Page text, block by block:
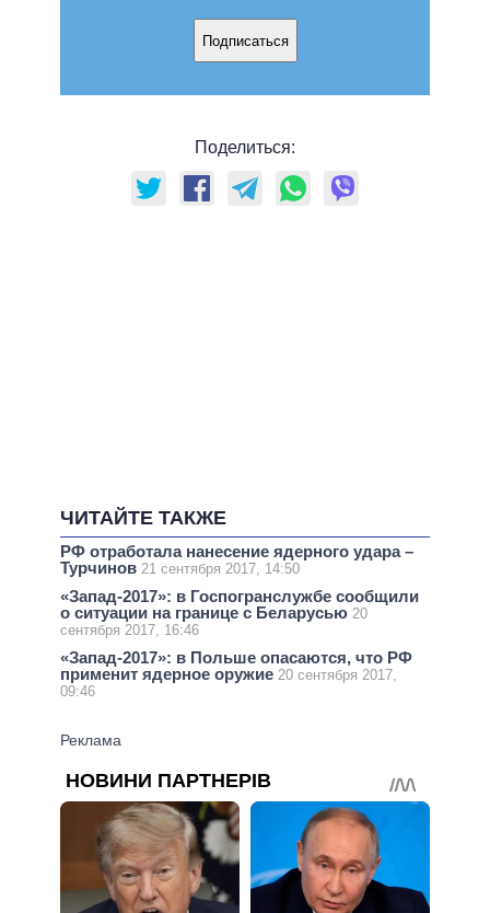
Подписаться
Поделиться:
ЧИТАЙТЕ ТАКЖЕ
РФ отработала нанесение ядерного удара –
Турчинов 21 сентября 2017, 14:50
«Запад-2017»: в Госпогранслужбе сообщили
о ситуации на границе с Беларусью 20
сентября 2017, 16:46
«Запад-2017»: в Польше опасаются, что РФ
применит ядерное оружие 20 сентября 2017,
09:46